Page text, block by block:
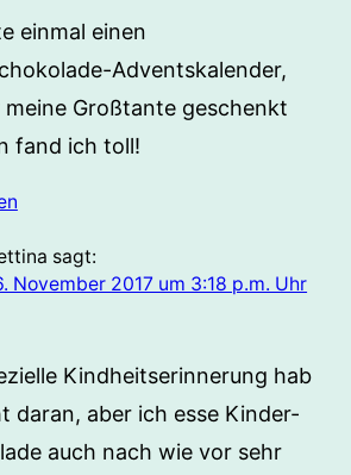
einmal einen
Adventskalender,
meine Großtante geschenkt
fand ich toll!
sagt:
November 2017 um 3:18 p.m. Uhr
Kindheitserinnerung hab
daran, aber ich esse Kinder-
auch nach wie vor sehr